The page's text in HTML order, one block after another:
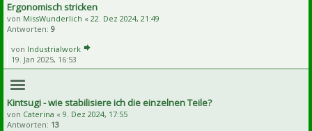
Ergonomisch stricken
von MissWunderlich « 22. Dez 2024, 21:49
Antworten: 9
von Industrialwork
19. Jan 2025, 16:53
Kintsugi - wie stabilisiere ich die einzelnen Teile?
von Caterina « 9. Dez 2024, 17:55
Antworten: 13